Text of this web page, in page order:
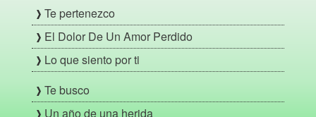
Te pertenezco
El Dolor De Un Amor Perdido
Lo que siento por ti
Te busco
Un año de una herida